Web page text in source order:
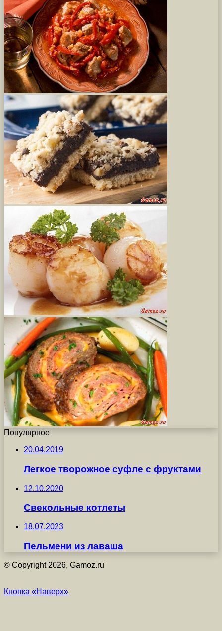
Популярное
20.04.2019
Легкое творожное суфле с фруктами
12.10.2020
Свекольные котлеты
18.07.2023
Пельмени из лаваша
© Copyright 2026, Gamoz.ru
Кнопка «Наверх»